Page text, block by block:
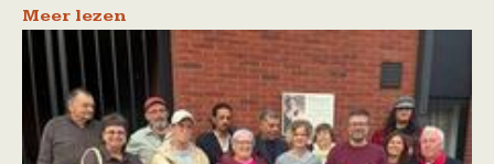
Meer lezen